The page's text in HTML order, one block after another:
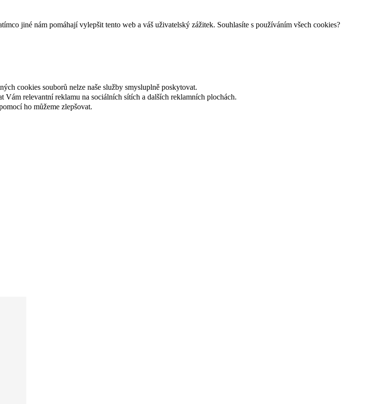
jiné nám pomáhají vylepšit tento web a váš uživatelský zážitek. Souhlasíte s používáním všech cookies?
cookies souborů nelze naše služby smysluplně poskytovat.
relevantní reklamu na sociálních sítích a dalších reklamních plochách.
ho můžeme zlepšovat.